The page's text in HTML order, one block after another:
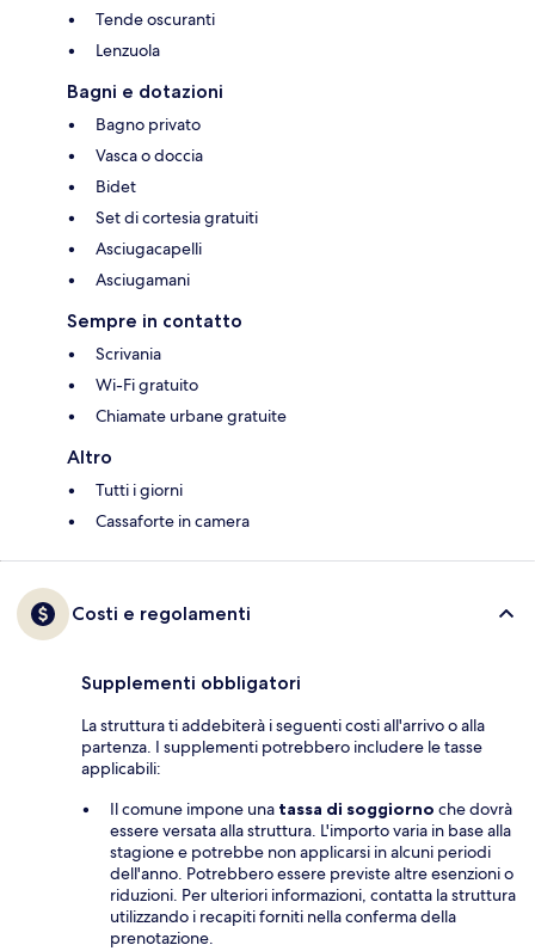
Tende oscuranti
Lenzuola
Bagni e dotazioni
Bagno privato
Vasca o doccia
Bidet
Set di cortesia gratuiti
Asciugacapelli
Asciugamani
Sempre in contatto
Scrivania
Wi-Fi gratuito
Chiamate urbane gratuite
Altro
Tutti i giorni
Cassaforte in camera
Costi e regolamenti
Supplementi obbligatori
La struttura ti addebiterà i seguenti costi all'arrivo o alla
partenza. I supplementi potrebbero includere le tasse
applicabili:
Il comune impone una tassa di soggiorno che dovrà
essere versata alla struttura. L'importo varia in base alla
stagione e potrebbe non applicarsi in alcuni periodi
dell'anno. Potrebbero essere previste altre esenzioni o
riduzioni. Per ulteriori informazioni, contatta la struttura
utilizzando i recapiti forniti nella conferma della
prenotazione.